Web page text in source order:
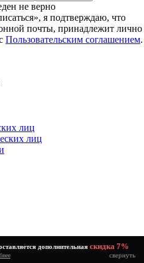
дополнительная скидка 7%
свернуть
не верно
я подтверждаю, что
почты, принадлежит лично
Пользовательским соглашением.
лиц
лиц